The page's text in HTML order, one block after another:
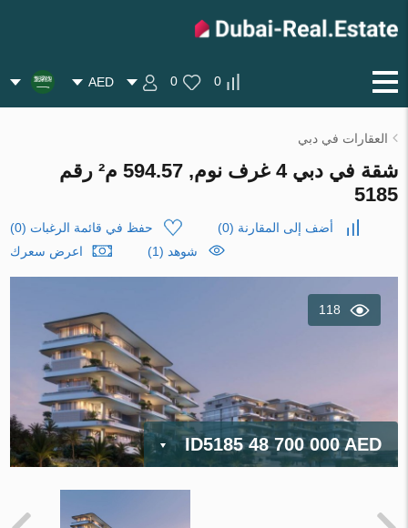
0
0
AED
العقارات في دبي
شقة في دبي 4 غرف نوم, 594.57 م² رقم
5185
أضف إلى المقارنة (
0
) حفظ في قائمة الرغبات (
0
)
شوهد (1)
اعرض سعرك
118
ID518548 700 000 AED